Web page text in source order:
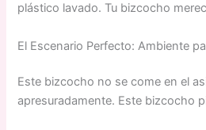
plástico lavado. Tu bizcocho
El Escenario Perfecto: Ambiente
Este bizcocho no se come en el
apresuradamente. Este bizcocho